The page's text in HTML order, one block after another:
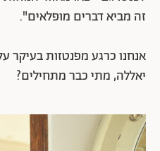
זה מביא דברים מופלאים".
אנחנו כרגע מפנטזות בעיקר
יאללה, מתי כבר מתחילים?